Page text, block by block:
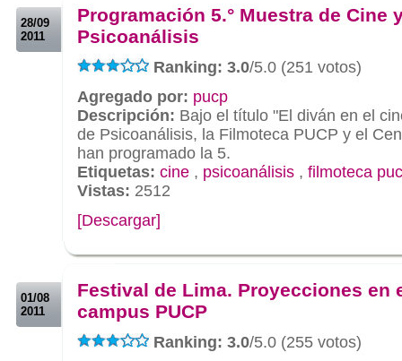
28/09
2011
Programación 5.° Muestra de Cine
Psicoanálisis
Ranking: 3.0/5.0 (251 votos)
Agregado por: pucp
Descripción: Bajo el título "El diván en el
de Psicoanálisis, la Filmoteca PUCP y el
han programado la 5.
Etiquetas: cine , psicoanálisis , filmoteca
Vistas: 2512
[Descargar]
01/08
2011
Festival de Lima. Proyecciones en
campus PUCP
Ranking: 3.0/5.0 (255 votos)